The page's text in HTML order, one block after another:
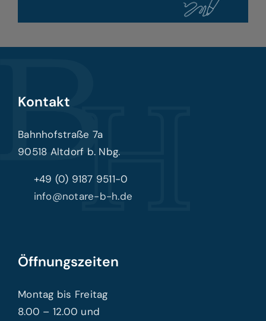
Kontakt
Bahnhofstraße 7a
90518 Altdorf b. Nbg.
+49 (0) 9187 9511-0
info@notare-b-h.de
Öffnungszeiten
Montag bis Freitag
8.00 – 12.00 und